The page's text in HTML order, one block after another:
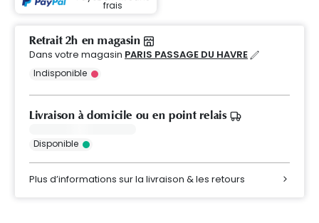
frais
Retrait 2h en magasin
Dans votre magasin PARIS PASSAGE DU HAVRE
Indisponible
Livraison à domicile ou en point relais
Disponible
Plus d’informations sur la livraison & les retours